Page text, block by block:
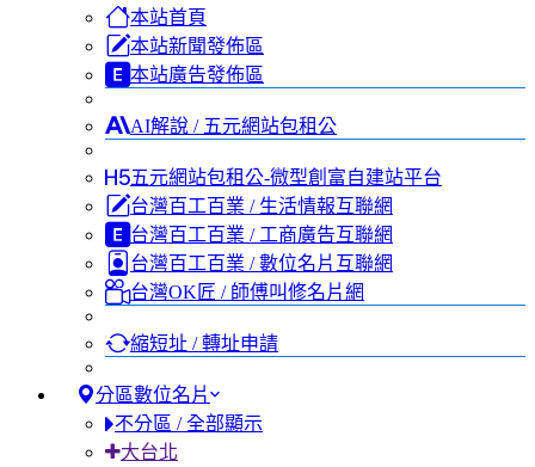
本站首頁
本站新聞發佈區
本站廣告發佈區
AI解說 / 五元網站包租公
五元網站包租公-微型創富自建站平台
台灣百工百業 / 生活情報互聯網
台灣百工百業 / 工商廣告互聯網
台灣百工百業 / 數位名片互聯網
台灣OK匠 / 師傅叫修名片網
縮短址 / 轉址申請
分區數位名片
不分區 / 全部顯示
大台北